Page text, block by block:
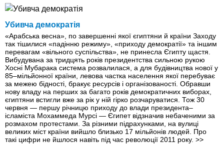
Убивча демократія
«Арабська весна», по завершенні якої єгиптяни й країни Заходу
так тішилися «падінню режиму», «приходу демократії» та іншим
перевагам «вільного суспільства», не принесла Єгипту щастя.
Вибудувана за тридцять років президентства сильною рукою
Хосні Мубарака система розвалилася, а для будівництва нової у
85–мільйонної країни, левова частка населення якої перебуває
за межею бідності, бракує ресурсів і організованості. Обравши
нову владу на перших за багато років демократичних виборах,
єгиптяни встигли вже за рік у ній гірко розчаруватися. Тож 30
червня — першу річницю приходу до влади президента–
ісламіста Мохаммеда Мурсі — Єгипет відзначив небаченими за
розмахом протестами. За різними підрахунками, на вулиці
великих міст країни вийшло близько 17 мільйонів людей. Про
такі цифри не йшлося навіть під час революції 2011 року. >>